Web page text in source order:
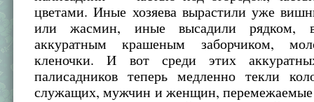
цветами. Иные хозяева вырастили уже
или жасмин, иные высадили рядком,
аккуратным крашеным заборчиком,
кленочки. И вот среди этих
палисадников теперь медленно текли
служащих, мужчин и женщин, перемежаемые